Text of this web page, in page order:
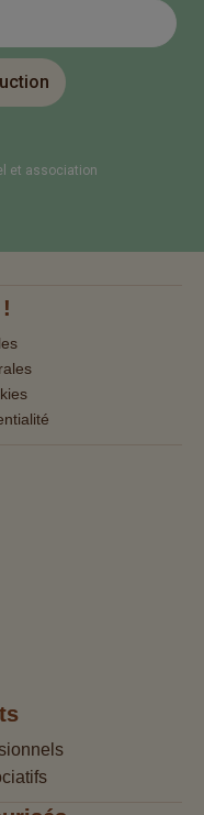
et association